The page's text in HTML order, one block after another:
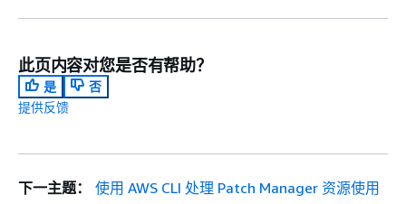
此页内容对您是否有帮助？
是
否
提供反馈
下一主题：
使用 AWS CLI 处理 Patch Manager 资源使用